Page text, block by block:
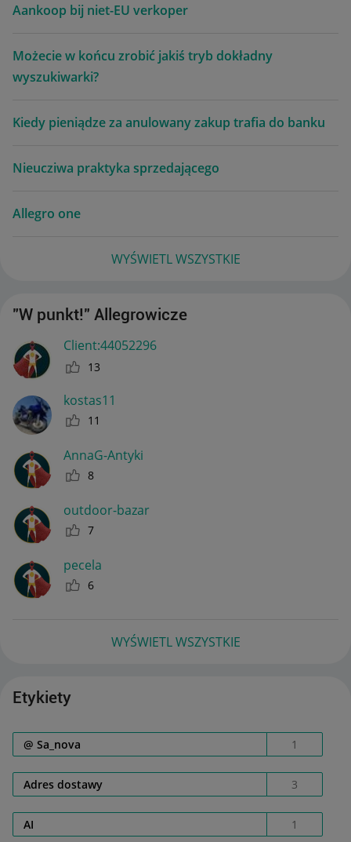
Aankoop bij niet-EU verkoper
Możecie w końcu zrobić jakiś tryb dokładny
wyszukiwarki?
Kiedy pieniądze za anulowany zakup trafia do banku
Nieucziwa praktyka sprzedającego
Allegro one
WYŚWIETL WSZYSTKIE
"W punkt!" Allegrowicze
Client:44052296
13
kostas11
11
AnnaG-Antyki
8
outdoor-bazar
7
pecela
6
WYŚWIETL WSZYSTKIE
Etykiety
@ Sa_nova 1
Adres dostawy 3
AI 1